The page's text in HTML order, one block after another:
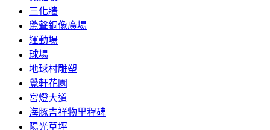
三化牆
驚聲銅像廣場
運動場
球場
地球村雕塑
覺軒花園
宮燈大道
海豚吉祥物里程碑
陽光草坪